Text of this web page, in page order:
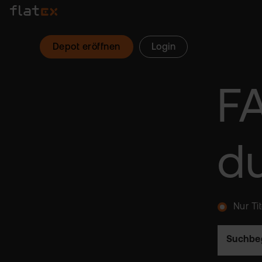
Depot eröffnen Login
Nur